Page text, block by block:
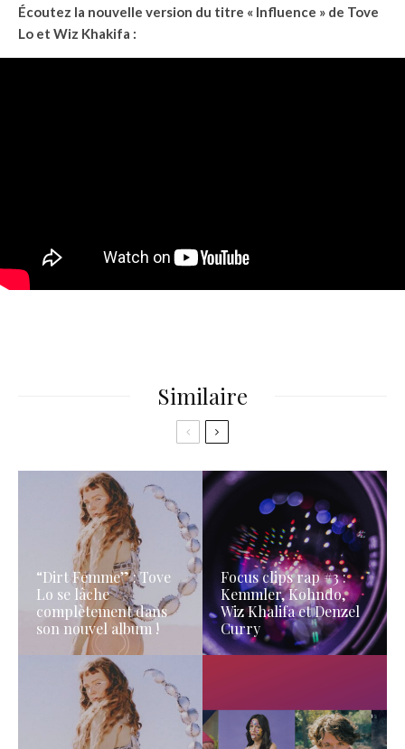
Écoutez la nouvelle version du titre « Influence » de Tove
Lo et Wiz Khakifa :
Similaire
“Dirt Femme” : Tove
Lo se lâche
complètement dans
son nouvel album !
Focus clips rap #3 :
Kemmler, Kohndo,
Wiz Khalifa et Denzel
Curry